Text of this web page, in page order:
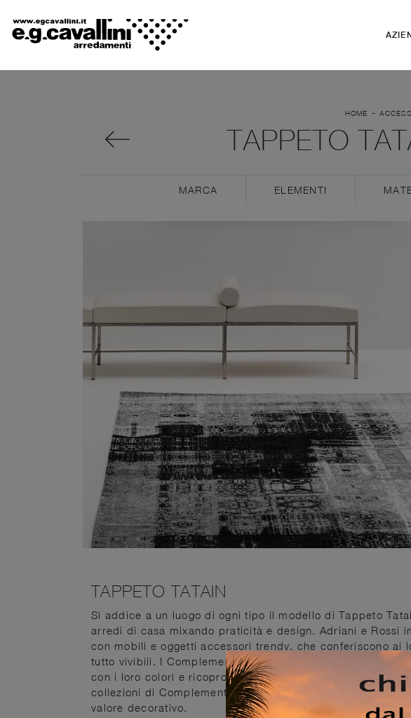
HOME -
TAPPETO
MARCA ELEMENTI
TAPPETO TATAIN
Si addice a un luogo di ogni tipo il modello di Tappeto
arredi di casa mixando praticità e design. Adriani e Rossi
con mobili e oggetti accessori trendy, che conferiscono ai
tutto vivibili. I Complementi sono oggetti belli e funzionali
con i loro colori e ricoprono un ruolo plurifunzionale e
collezioni di Complementi moderni che includono anche
valore decorativo.